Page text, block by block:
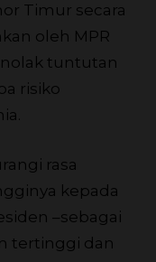
Timur secara
oleh MPR
tuntutan
risiko
rasa
kepada
–sebagai
tertinggi dan